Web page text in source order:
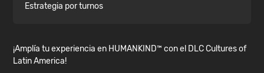
Estrategia por turnos
¡Amplía tu experiencia en HUMANKIND™ con el DLC Cultures of
Latin America!